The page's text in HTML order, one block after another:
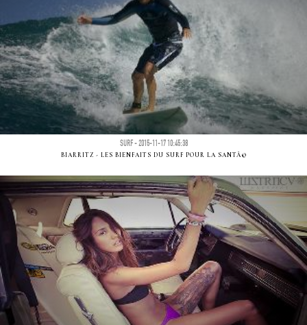
SURF - 2015-11-17 10:45:38
BIARRITZ - LES BIENFAITS DU SURF POUR LA SANTÃ©